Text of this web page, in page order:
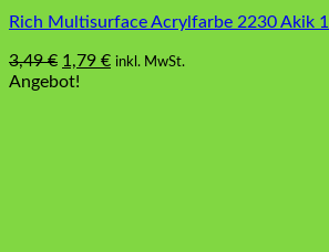
Rich Multisurface Acrylfarbe 2230 Akik
3,49€ Ursprünglicher
Preis
1,79 €Aktueller
inkl. MwSt.
Angebot!